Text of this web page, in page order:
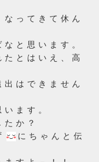
ってきて休ん
と思います。
とはいえ、高
はできません
ます。
か？
にちゃんと伝